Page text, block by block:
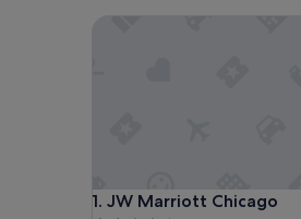
1. JW Marriott Chicago
JW Marriott Chicago